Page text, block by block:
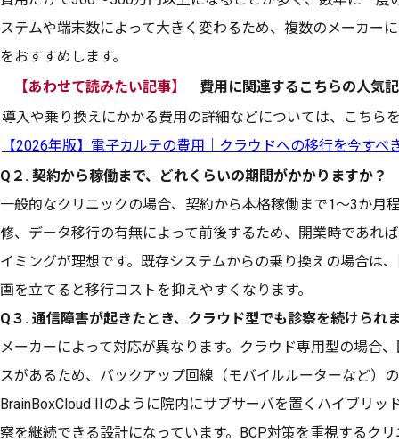
ステムや端末数によって大きく変わるため、複数のメーカー
をおすすめします。
【あわせて読みたい記事】 費用に関連するこちらの人気
導入や乗り換えにかかる費用の詳細などについては、こちら
【2026年版】電子カルテの費用｜クラウドへの移行を今すべ
Q２. 契約から稼働まで、どれくらいの期間がかかりますか？
一般的なクリニックの場合、契約から本格稼働まで1〜3か月
修、データ移行の有無によって前後するため、開業時であれ
イミングが理想です。既存システムからの乗り換えの場合は
画を立てると移行コストを抑えやすくなります。
Q３. 通信障害が起きたとき、クラウド型でも診察を続けられ
メーカーによって対応が異なります。クラウド専用型の場合
スがあるため、バックアップ回線（モバイルルーターなど）
BrainBoxCloud IIのように院内にサブサーバを置くハイブリッ
察を継続できる設計になっています。BCP対策を重視するク